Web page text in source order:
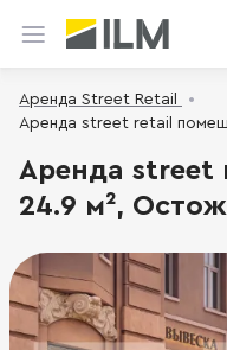
Аренда Street Retail
Аренда street retail
Аренда street
24.9 м²,